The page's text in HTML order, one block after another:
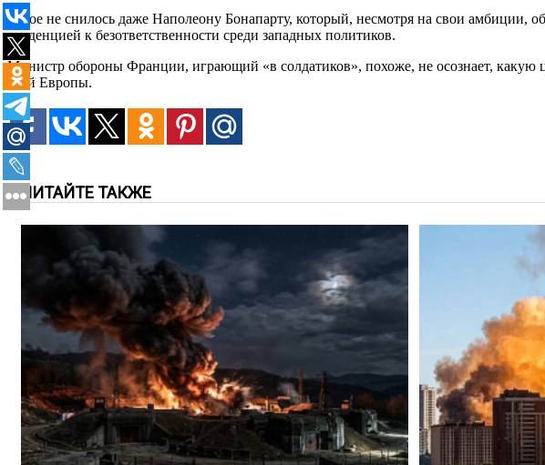
Такое не снилось даже Наполеону Бонапарту, который, несмотря на свои
тенденцией к безответственности среди западных политиков.
Министр обороны Франции, играющий «в солдатиков», похоже, не осознает, какую
всей Европы.
ЧИТАЙТЕ ТАКЖЕ